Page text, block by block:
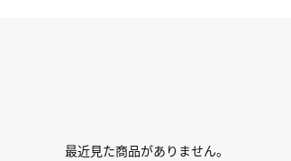
最近見た商品がありません。